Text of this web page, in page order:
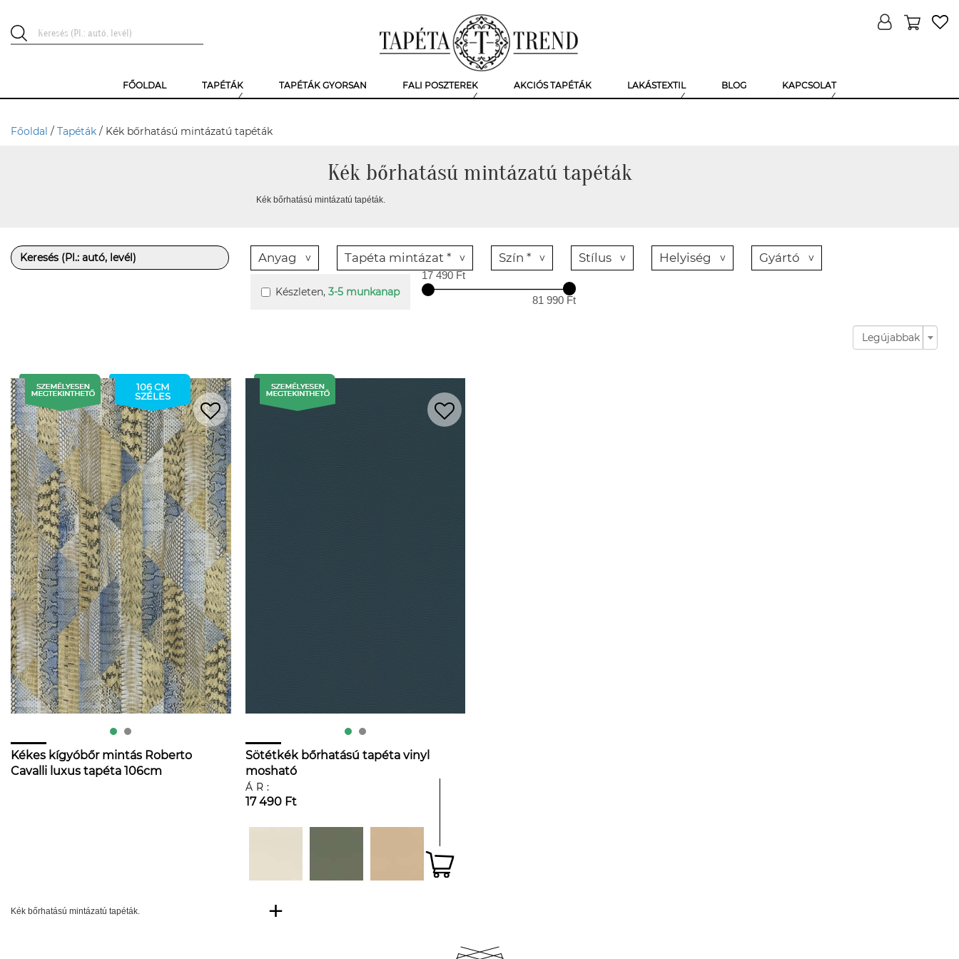
FŐOLDAL TAPÉTÁK TAPÉTÁK GYORSAN FALI POSZTEREK AKCIÓS TAPÉTÁK LAKÁSTEXTIL BLOG KAPCSOLAT
Főoldal / Tapéták / Kék bőrhatású mintázatú tapéták
Kék bőrhatású mintázatú tapéták
Kék bőrhatású mintázatú tapéták.
Anyag Tapéta mintázat * Szín * Stílus Helyiség Gyártó
Készleten, 3-5 munkanap
17 490 Ft
81 990 Ft
Legújabbak
106 CM
SZÉLES
Kékes kígyóbőr mintás Roberto
Cavalli luxus tapéta 106cm
Sötétkék bőrhatású tapéta vinyl
mosható
ÁR:
17 490 Ft
Kék bőrhatású mintázatú tapéták.